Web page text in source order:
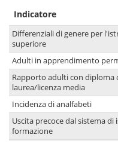
Indicatore
Differenziali di genere per
superiore
Adulti in apprendimento
Rapporto adulti con diploma
laurea/licenza media
Incidenza di analfabeti
Uscita precoce dal sistema di
formazione